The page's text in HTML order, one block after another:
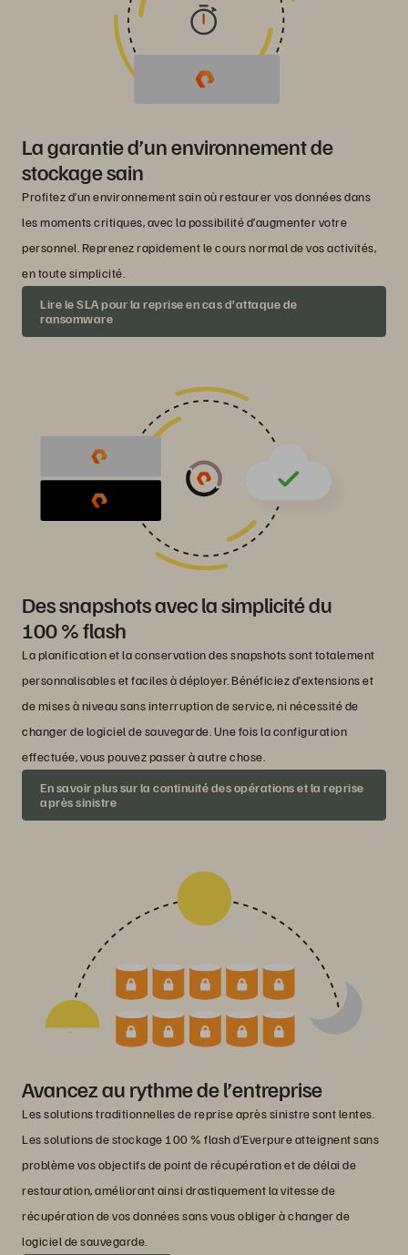
La garantie d’un environnement de
stockage sain
Profitez d’un environnement sain où restaurer vos données dans
les moments critiques, avec la possibilité d’augmenter votre
personnel. Reprenez rapidement le cours normal de vos activités,
en toute simplicité.
Lire le SLA pour la reprise en cas d’attaque de
ransomware
Des snapshots avec la simplicité du
100 % flash
La planification et la conservation des snapshots sont totalement
personnalisables et faciles à déployer. Bénéficiez d’extensions et
de mises à niveau sans interruption de service, ni nécessité de
changer de logiciel de sauvegarde. Une fois la configuration
effectuée, vous pouvez passer à autre chose.
En savoir plus sur la continuité des opérations et la reprise
après sinistre
Avancez au rythme de l’entreprise
Les solutions traditionnelles de reprise après sinistre sont lentes.
Les solutions de stockage 100 % flash d’Everpure atteignent sans
problème vos objectifs de point de récupération et de délai de
restauration, améliorant ainsi drastiquement la vitesse de
récupération de vos données sans vous obliger à changer de
logiciel de sauvegarde.